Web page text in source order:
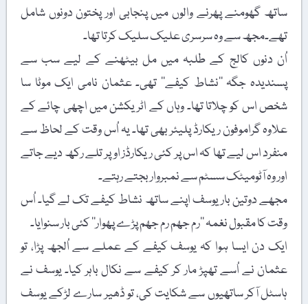
ساتھ گھومنے پھرنے والوں میں پنجابی اور پختون دونوں شامل
تھے۔مجھ سے وہ سرسری علیک سلیک کرتا تھا۔
اُن دنوں کالج کے طلبہ میں مل بیٹھنے کے لیے سب سے
پسندیدہ جگہ ’’نشاط کیفے‘‘ تھی۔ عثمان نامی ایک موٹا سا
شخص اس کو چلاتا تھا۔ وہاں کے اٹریکشن میں اچھی چائے کے
علاوہ گراموفون ریکارڈ پلیئر بھی تھا۔ یہ اُس وقت کے لحاظ سے
منفرد اس لیے تھا کہ اس پر کئی ریکارڈز اوپر تلے رکھ دیے جاتے
اور وہ آٹومیٹک سسٹم سے نمبروار بجتے رہتے۔
مجھے دوتین بار یوسف اپنے ساتھ نشاط کیفے تک لے گیا۔ اُس
وقت کا مقبول نغمہ ’’رم جھم رم جھم پڑے پھوار‘‘ کئی بار سنوایا۔
ایک دن ایسا ہوا کہ یوسف کیفے کے عملے سے اُلجھ پڑا، تو
عثمان نے اُسے تھپڑ مار کر کیفے سے نکال باہر کیا۔ یوسف نے
ہاسٹل آکر ساتھیوں سے شکایت کی، تو ڈھیر سارے لڑکے یوسف